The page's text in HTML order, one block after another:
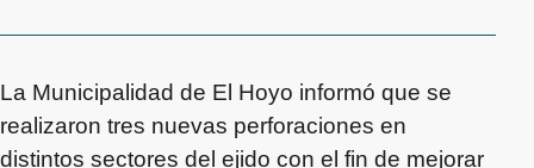
La Municipalidad de El Hoyo informó que se
realizaron tres nuevas perforaciones en
distintos sectores del ejido con el fin de mejorar